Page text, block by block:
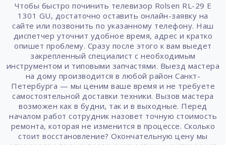
Чтобы быстро починить телевизор Rolsen RL-29 E
1301 GU, достаточно оставить онлайн-заявку на
сайте или позвонить по указанному телефону. Наш
диспетчер уточнит удобное время, адрес и кратко
опишет проблему. Сразу после этого к вам выедет
закрепленный специалист с необходимым
инструментом и типовыми запчастями. Выезд мастера
на дому производится в любой район Санкт-
Петербурга — мы ценим ваше время и не требуете
самостоятельной доставки техники. Вызов мастера
возможен как в будни, так и в выходные. Перед
началом работ сотрудник назовет точную стоимость
ремонта, которая не изменится в процессе. Сколько
стоит восстановление? Окончательную цену мы